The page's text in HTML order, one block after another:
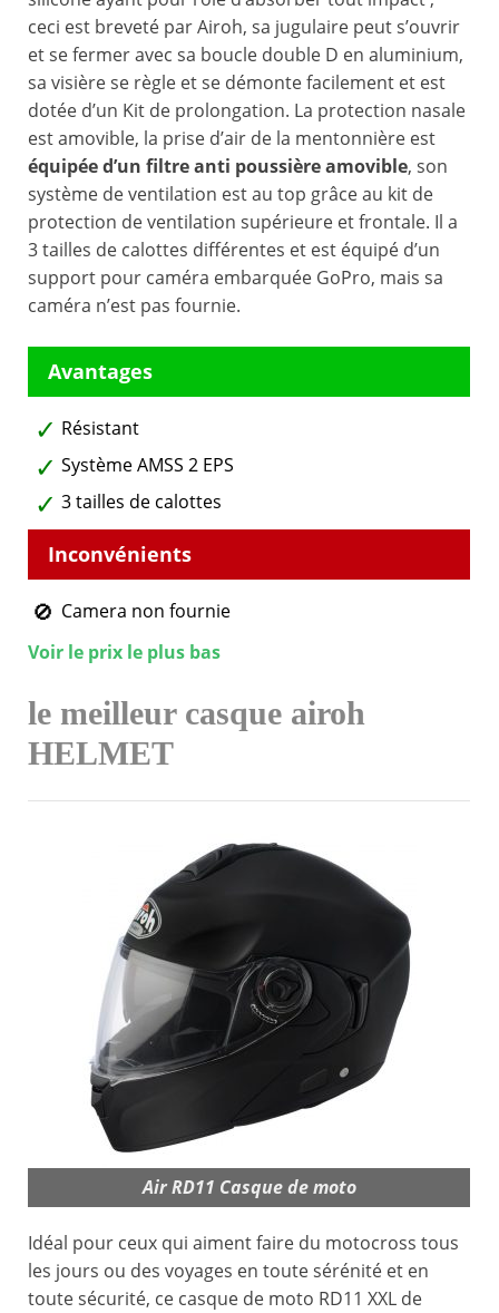
ceci est breveté par Airoh, sa jugulaire peut s’ouvrir
et se fermer avec sa boucle double D en aluminium,
sa visière se règle et se démonte facilement et est
dotée d’un Kit de prolongation. La protection nasale
est amovible, la prise d’air de la mentonnière est
équipée d’un filtre anti poussière amovible, son
système de ventilation est au top grâce au kit de
protection de ventilation supérieure et frontale. Il a
3 tailles de calottes différentes et est équipé d’un
support pour caméra embarquée GoPro, mais sa
caméra n’est pas fournie.
Résistant
Système AMSS 2 EPS
3 tailles de calottes
Camera non fournie
Voir le prix le plus bas
le meilleur casque airoh
HELMET
Air RD11 Casque de moto
Idéal pour ceux qui aiment faire du motocross tous
les jours ou des voyages en toute sérénité et en
toute sécurité, ce casque de moto RD11 XXL de